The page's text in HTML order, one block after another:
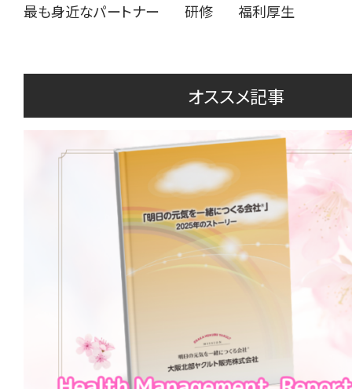
最も身近なパートナー 研修 福利厚生
オススメ記事